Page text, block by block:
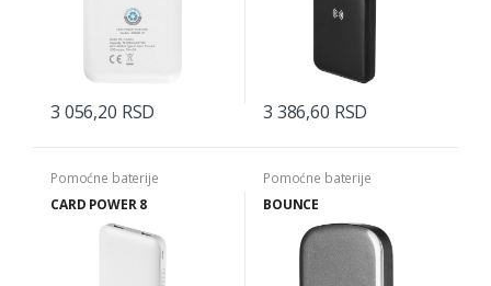
3 056,20 RSD 3 386,60 RSD
Pomoćne baterije
CARD POWER 8
Pomoćne baterije
BOUNCE